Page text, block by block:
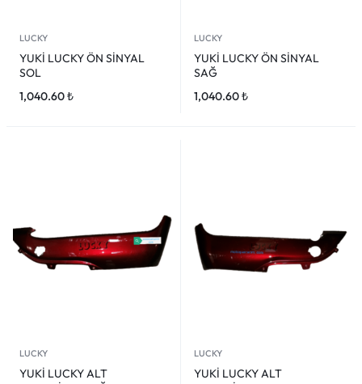
LUCKY
YUKİ LUCKY ÖN SİNYAL
SOL
1,040.60₺
LUCKY
YUKİ LUCKY ÖN SİNYAL
SAĞ
1,040.60₺
LUCKY
YUKİ LUCKY ALT
LUCKY
YUKİ LUCKY ALT